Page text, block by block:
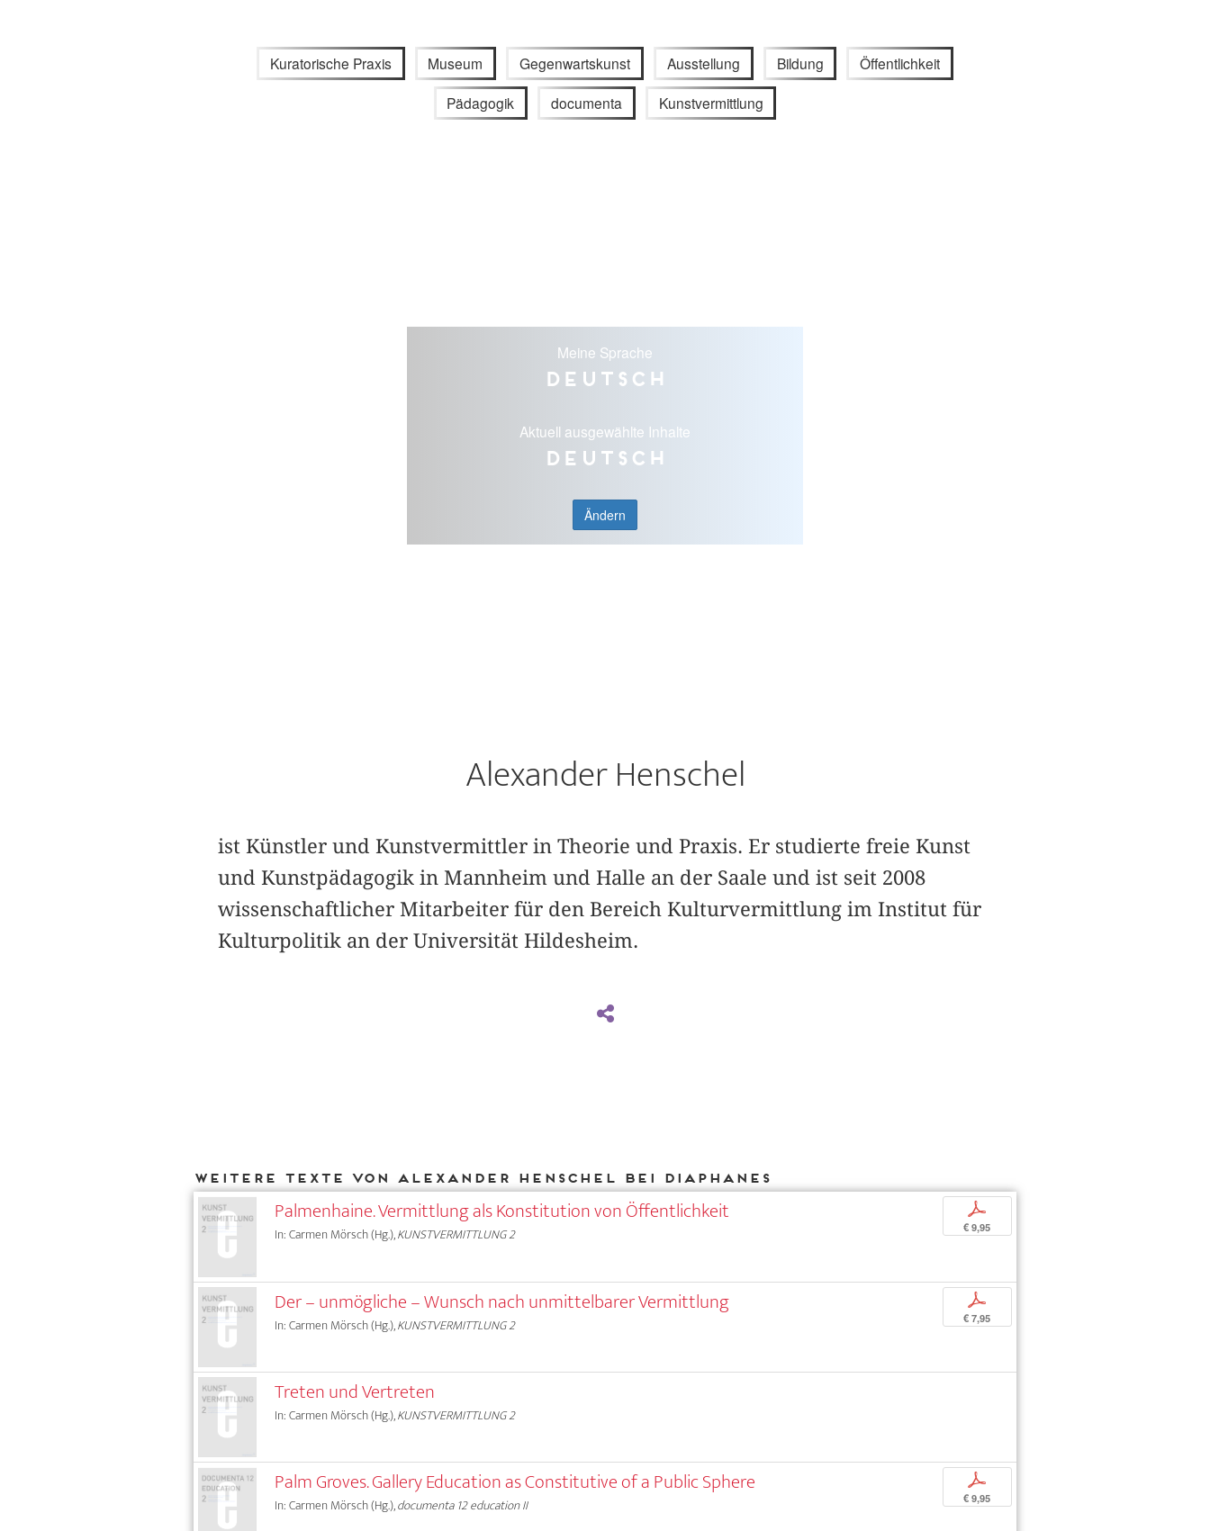
Kuratorische Praxis Museum Gegenwartskunst Ausstellung Bildung Öffentlichkeit
Pädagogik documenta Kunstvermittlung
Meine Sprache
Deutsch
Aktuell ausgewählte Inhalte
Deutsch
Ändern
Alexander Henschel
ist Künstler und Kunstvermittler in Theorie und Praxis. Er studierte freie Kunst
und Kunstpädagogik in Mannheim und Halle an der Saale und ist seit 2008
wissenschaftlicher Mitarbeiter für den Bereich Kulturvermittlung im Institut für
Kulturpolitik an der Universität Hildesheim.
Weitere Texte von Alexander Henschel bei DIAPHANES
Palmenhaine. Vermittlung als Konstitution von Öffentlichkeit
In: Carmen Mörsch (Hg.),KUNSTVERMITTLUNG 2
p
€ 9,95
Der – unmögliche – Wunsch nach unmittelbarer Vermittlung
In: Carmen Mörsch (Hg.),KUNSTVERMITTLUNG 2
p
€ 7,95
Treten und Vertreten
In: Carmen Mörsch (Hg.),KUNSTVERMITTLUNG 2
Palm Groves. Gallery Education as Constitutive of a Public Sphere
In: Carmen Mörsch (Hg.),documenta 12 education II
p
€ 9,95